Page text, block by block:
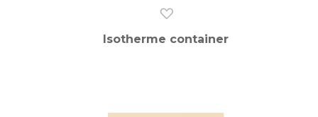
Isotherme container